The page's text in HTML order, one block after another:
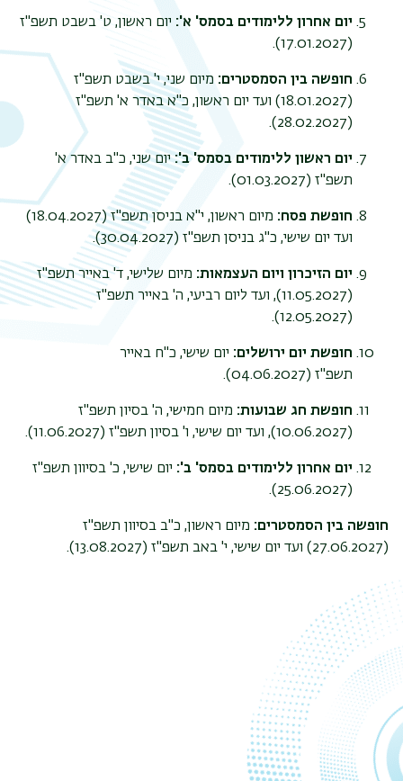
יום אחרון ללימודים בסמס' א': יום ראשון, ט' בשבט תשפ"ז
(17.01.2027).
חופשה בין הסמסטרים: מיום שני, י' בשבט תשפ"ז
(18.01.2027) ועד יום ראשון, כ"א באדר א' תשפ"ז
(28.02.2027).
יום ראשון ללימודים בסמס' ב':יום שני, כ"ב באדר א'
תשפ"ז (01.03.2027).
חופשת פסח:
מיום ראשון, י"א בניסן תשפ"ז (18.04.2027)
ועד יום שישי, כ"ג בניסן תשפ"ז (30.04.2027).
יום הזיכרון ויום העצמאות: מיום שלישי, ד' באייר תשפ"ז
(11.05.2027), ועד ליום רביעי, ה' באייר תשפ"ז
(12.05.2027).
חופשת יום ירושלים: יום שישי, כ"ח באייר
תשפ"ז (04.06.2027).
חופשת חג שבועות: מיום חמישי, ה' בסיון תשפ"ז
(10.06.2027), ועד יום שישי, ו' בסיון תשפ"ז (11.06.2027).
יום אחרון ללימודים בסמס' ב': יום שישי, כ' בסיוון תשפ"ז
(25.06.2027).
חופשה בין הסמסטרים: מיום ראשון, כ"ב בסיוון תשפ"ז
(27.06.2027) ועד יום שישי, י' באב תשפ"ז (13.08.2027).